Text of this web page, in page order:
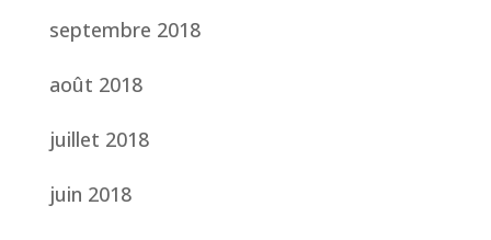
septembre 2018
août 2018
juillet 2018
juin 2018